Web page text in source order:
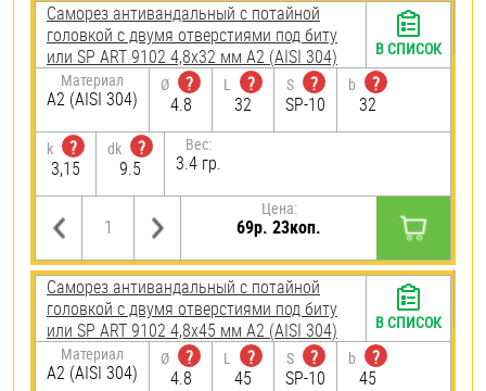
Саморез антивандальный с потайной
головкой с двумя отверстиями под биту
или SP ART 9102 4,8х32 мм А2 (AISI 304)
Материал
А2 (AISI 304)
Ø
?
4.8
L
?
32
S
?
SP-10
b
?
32
k
?
3,15
dk
?
9.5
Вес:
3.4 гр.
Цена:
69р. 23коп.
В СПИСОК
Саморез антивандальный с потайной
головкой с двумя отверстиями под биту
или SP ART 9102 4,8х45 мм А2 (AISI 304)
Материал
А2 (AISI 304)
Ø
?
4.8
L
?
45
S
?
SP-10
b
?
45
В СПИСОК